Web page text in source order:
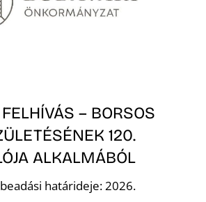
– BORSOS
120.
ALKALMÁBÓL
határideje: 2026.